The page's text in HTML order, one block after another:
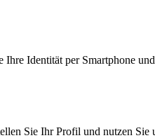
Identität per Smartphone
Sie Ihr Profil und nutzen Sie